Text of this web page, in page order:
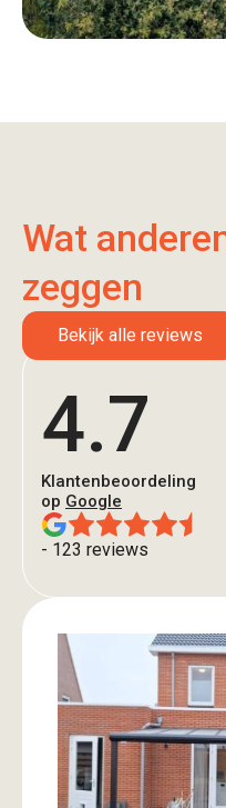
Wat
zeggen
Bekijk alle reviews
4.7
Klantenbeoordeling
op Google
- 123 reviews